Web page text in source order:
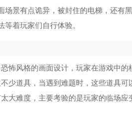
场景有点诡异，被封住的电梯，还有
等着玩家们自行体验。
怖风格的画面设计，玩家在游戏中
少道具，当遇到难题时，这些道具
大难度，主要考验的是玩家的临场应